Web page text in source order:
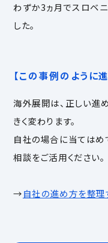
わずか3ヵ月でスロベ
した。
【この事例のように
海外展開は、正しい進
きく変わります。
自社の場合に当てはめ
相談をご活用ください。
→自社の進め方を整理